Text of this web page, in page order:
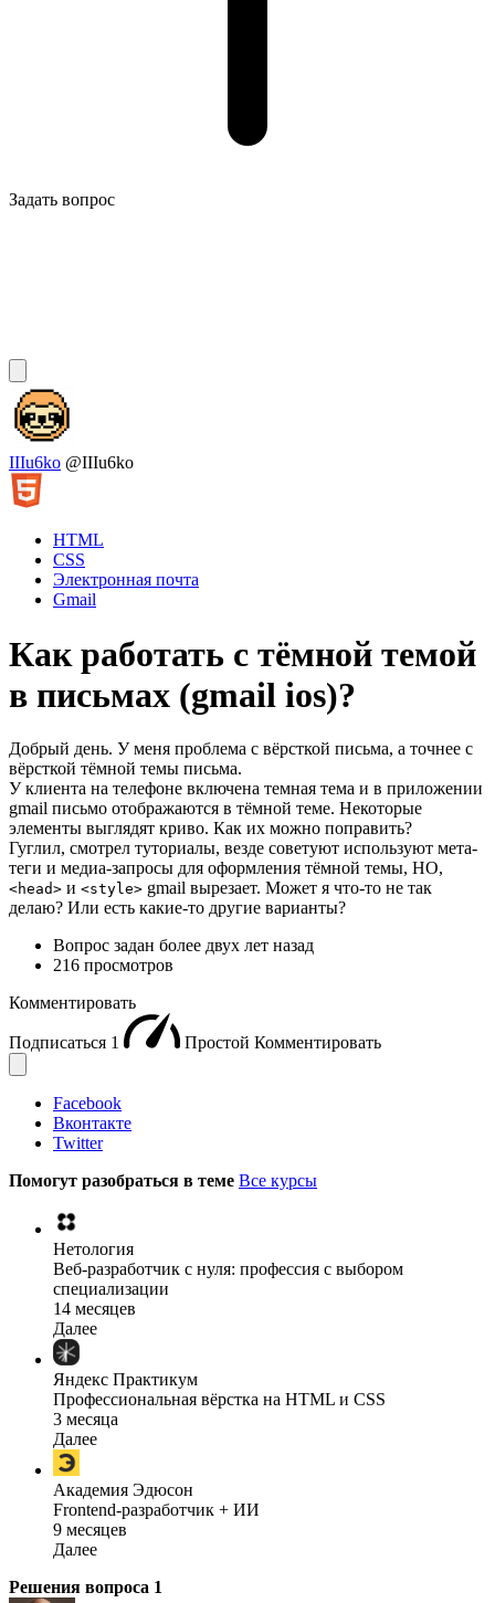
Задать вопрос
IIIu6ko @IIIu6ko
HTML
CSS
Электронная почта
Gmail
Как работать с тёмной темой
в письмах (gmail ios)?
Добрый день. У меня проблема с вёрсткой письма, а точнее с
вёрсткой тёмной темы письма.
У клиента на телефоне включена темная тема и в приложении
gmail письмо отображаются в тёмной теме. Некоторые
элементы выглядят криво. Как их можно поправить?
Гуглил, смотрел туториалы, везде советуют используют мета-
теги и медиа-запросы для оформления тёмной темы, НО,
<head> и <style> gmail вырезает. Может я что-то не так
делаю? Или есть какие-то другие варианты?
Вопрос задан более двух лет назад
216 просмотров
Комментировать
Подписаться 1 Простой Комментировать
Facebook
Вконтакте
Twitter
Помогут разобраться в теме Все курсы
Нетология
Веб-разработчик с нуля: профессия с выбором
специализации
14 месяцев
Далее
Яндекс Практикум
Профессиональная вёрстка на HTML и CSS
3 месяца
Далее
Академия Эдюсон
Frontend-разработчик + ИИ
9 месяцев
Далее
Решения вопроса 1